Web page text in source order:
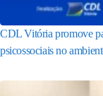
CDL Vitória promove
psicossociais no